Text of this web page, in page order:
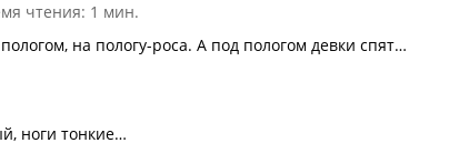
чтения: 1 мин.
на пологу-роса. А под пологом девки спят…
ноги тонкие…